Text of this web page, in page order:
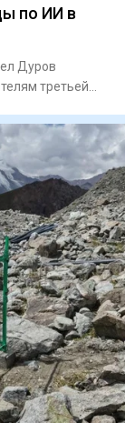
по ИИ в
Дуров
третьей